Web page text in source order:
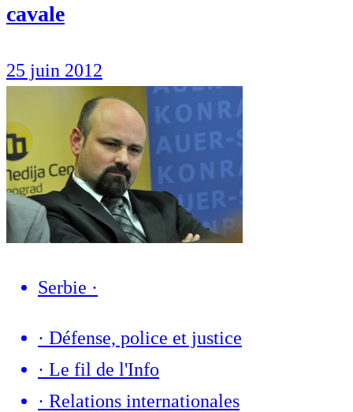
cavale
25 juin 2012
Serbie ·
· Défense, police et justice
· Le fil de l'Info
· Relations internationales